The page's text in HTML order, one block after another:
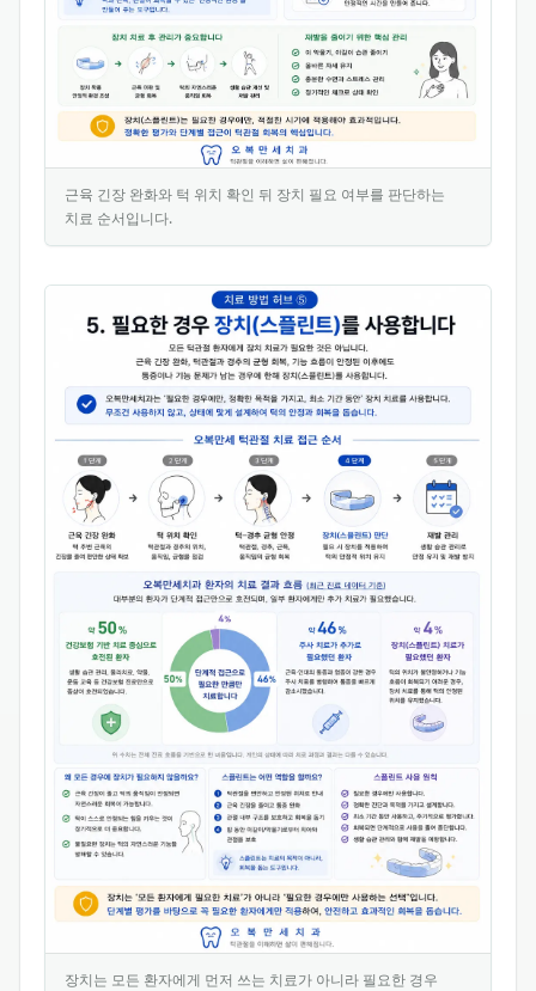
근육 긴장 완화와 턱 위치 확인 뒤 장치 필요 여부를 판단하는
치료 순서입니다.
장치는 모든 환자에게 먼저 쓰는 치료가 아니라 필요한 경우